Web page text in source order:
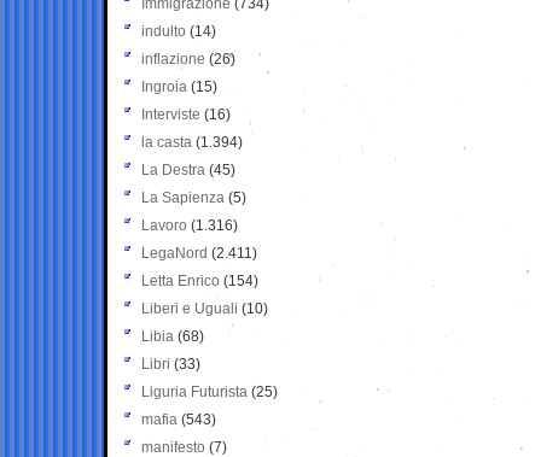
Immigrazione (734)
indulto (14)
inflazione (26)
Ingroia (15)
Interviste (16)
la casta (1.394)
La Destra (45)
La Sapienza (5)
Lavoro (1.316)
LegaNord (2.411)
Letta Enrico (154)
Liberi e Uguali (10)
Libia (68)
Libri (33)
Liguria Futurista (25)
mafia (543)
manifesto (7)